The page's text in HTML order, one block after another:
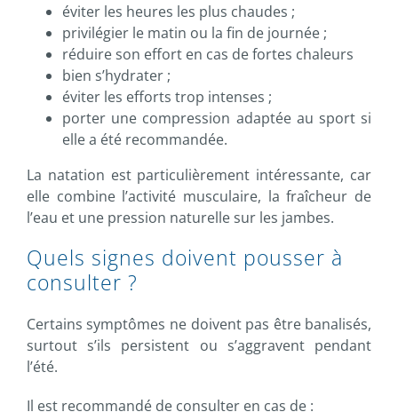
éviter les heures les plus chaudes ;
privilégier le matin ou la fin de journée ;
réduire son effort en cas de fortes chaleurs
bien s’hydrater ;
éviter les efforts trop intenses ;
porter une compression adaptée au sport si
elle a été recommandée.
La natation est particulièrement intéressante, car
elle combine l’activité musculaire, la fraîcheur de
l’eau et une pression naturelle sur les jambes.
Quels signes doivent pousser à
consulter ?
Certains symptômes ne doivent pas être banalisés,
surtout s’ils persistent ou s’aggravent pendant
l’été.
Il est recommandé de consulter en cas de :